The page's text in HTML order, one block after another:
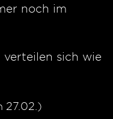
noch im
verteilen sich wie
27.02.)